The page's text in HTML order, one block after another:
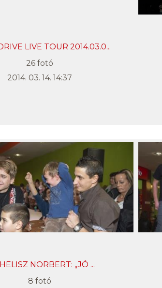
LIVE TOUR 2014.03.0...
26 fotó
2014. 03. 14. 14:37
NORBERT: „JÓ ...
8 fotó